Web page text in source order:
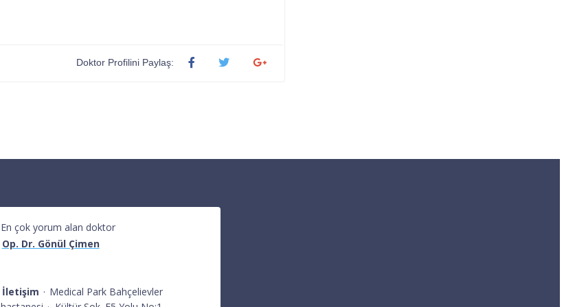
Doktor Profilini Paylaş:
En çok yorum alan doktor
Op. Dr. Gönül Çimen
İletişim · Medical Park Bahçelievler